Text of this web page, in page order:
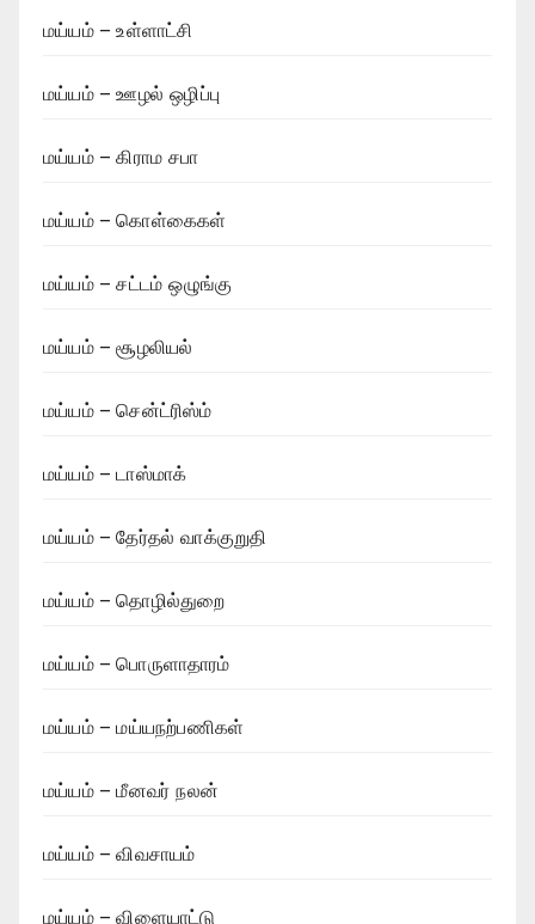
மய்யம் – உள்ளாட்சி
மய்யம் – ஊழல் ஒழிப்பு
மய்யம் – கிராம சபா
மய்யம் – கொள்கைகள்
மய்யம் – சட்டம் ஒழுங்கு
மய்யம் – சூழலியல்
மய்யம் – சென்ட்ரிஸ்ம்
மய்யம் – டாஸ்மாக்
மய்யம் – தேர்தல் வாக்குறுதி
மய்யம் – தொழில்துறை
மய்யம் – பொருளாதாரம்
மய்யம் – மய்யநற்பணிகள்
மய்யம் – மீனவர் நலன்
மய்யம் – விவசாயம்
மய்யம் – விளையாட்டு